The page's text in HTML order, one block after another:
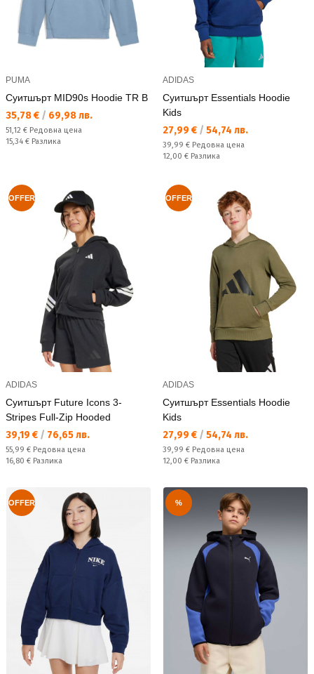
PUMA
Суитшърт MID90s Hoodie TR B
Текуща цена:
35,78 € / 69,98 лв.
Редовна цена:
51,12 € Редовна цена
Спестявате:
15,34 € Разлика
ADIDAS
Суитшърт Essentials Hoodie
Kids
Текуща цена:
27,99 € / 54,74 лв.
Редовна цена:
39,99 € Редовна цена
Спестявате:
12,00 € Разлика
OFFER
ADIDAS
Суитшърт Future Icons 3-
Stripes Full-Zip Hooded
Текуща цена:
39,19 € / 76,65 лв.
Редовна цена:
55,99 € Редовна цена
Спестявате:
16,80 € Разлика
OFFER
ADIDAS
Суитшърт Essentials Hoodie
Kids
Текуща цена:
27,99 € / 54,74 лв.
Редовна цена:
39,99 € Редовна цена
Спестявате:
12,00 € Разлика
OFFER %